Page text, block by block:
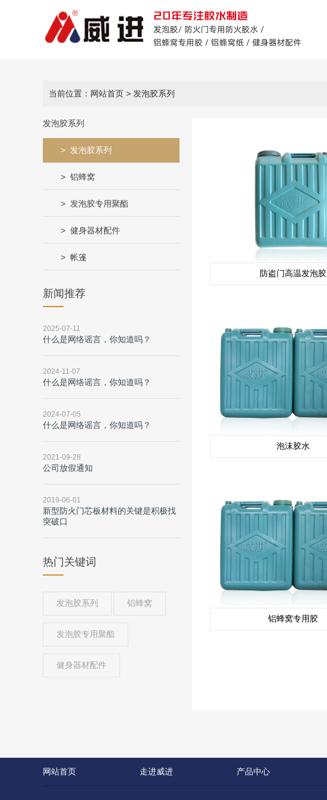
当前位置：网站首页 > 发泡胶系列
发泡胶系列
发泡胶系列
铝蜂窝
发泡胶专用聚酯
健身器材配件
帐篷
新闻推荐
2025-07-11
什么是网络谣言，你知道吗？
2024-11-07
什么是网络谣言，你知道吗？
2024-07-05
什么是网络谣言，你知道吗？
2021-09-28
公司放假通知
2019-06-01
新型防火门芯板材料的关键是积极找
突破口
热门关键词
发泡胶系列 铝蜂窝
发泡胶专用聚酯
健身器材配件
防盗门高温发泡胶
泡沫胶水
铝蜂窝专用胶
网站首页 走进威进 产品中心